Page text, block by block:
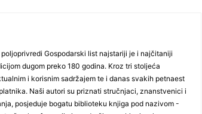
Gospodarski list najstariji je i najčitaniji
dugom preko 180 godina. Kroz tri stoljeća
i korisnim sadržajem te i danas svakih petnaest
Naši autori su priznati stručnjaci, znanstvenici i
posjeduje bogatu biblioteku knjiga pod nazivom -